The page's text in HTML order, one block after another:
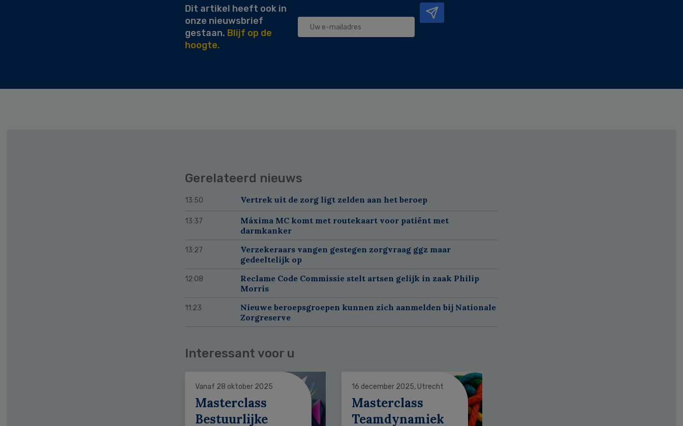
Dit artikel heeft ook in
onze nieuwsbrief
gestaan. Blijf op de
hoogte.
Gerelateerd nieuws
13:50 Vertrek uit de zorg ligt zelden aan het beroep
13:37
Máxima MC komt met routekaart voor patiënt met
darmkanker
13:27
Verzekeraars vangen gestegen zorgvraag ggz maar
gedeeltelijk op
12:08
Reclame Code Commissie stelt artsen gelijk in zaak Philip
Morris
11:23
Nieuwe beroepsgroepen kunnen zich aanmelden bij Nationale
Zorgreserve
Interessant voor u
Vanaf 28 oktober 2025
Masterclass
Bestuurlijke
16 december 2025, Utrecht
Masterclass
Teamdynamiek